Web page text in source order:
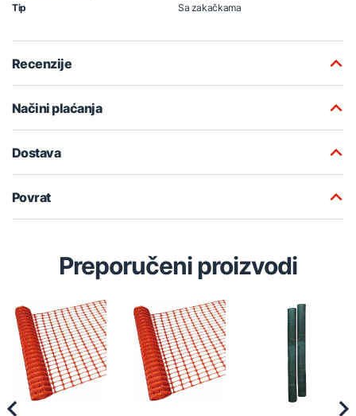
Tip
Sa zakačkama
Recenzije
Načini plaćanja
Dostava
Povrat
Preporučeni proizvodi